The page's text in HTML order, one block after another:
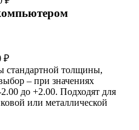
₽
стандартной толщины,
– при значениях
до +2.00. Подходят для
или металлической